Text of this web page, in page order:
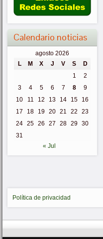
Calendario noticias
agosto 2026
L
M X J V S
D
1
2
3
4 5 6 7 8
9
10
11 12 13 14 15
16
17
18 19 20 21 22
23
24 25 26 27 28 29 30
31
« Jul
Política de privacidad